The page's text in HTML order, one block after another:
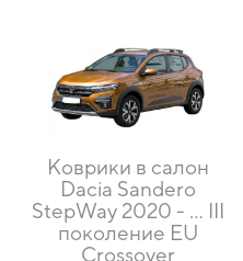
Коврики в салон
Dacia Sandero
StepWay 2020 - ... III
поколение EU
Crossover